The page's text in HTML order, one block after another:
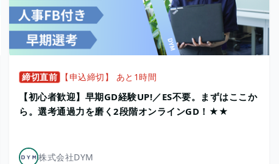
締切直前 【申込締切】 あと1時間
【初心者歓迎】早期GD経験UP!／ES不要。まずはここか
ら。選考通過力を磨く2段階オンラインGD！★★
株式会社DYM